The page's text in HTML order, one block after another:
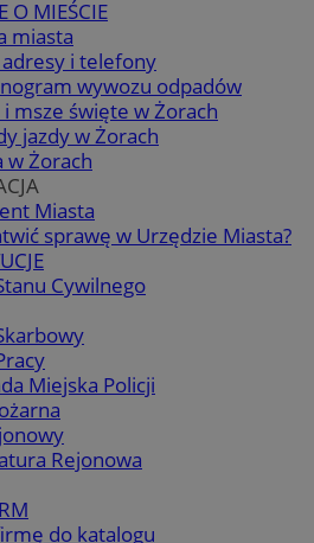
O MIEŚCIE
miasta
i telefony
wywozu odpadów
msze święte w Żorach
jazdy w Żorach
w Żorach
Miasta
sprawę w Urzędzie Miasta?
Cywilnego
Miejska Policji
Rejonowa
do katalogu